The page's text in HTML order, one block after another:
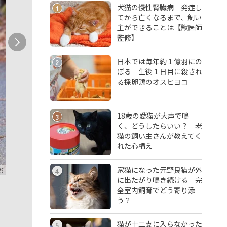
9
1
犬猫の慢性腎臓病 発症し
てから亡くなるまで、飼い
主ができることは【獣医師
監修】
2
日本では毎年約１億羽にの
ぼる 生後１日目に殺され
る採卵鶏のオスヒヨコ
3
18歳の愛猫が大声で鳴
く、どうしたらいい？ 老
猫の飼い主さんが教えてく
れた心構え
4
家猫になった元野良猫が外
に出たがり鳴き続ける 完
全室内飼育でどう寄り添
う？
5 猫が十二支に入らなかった